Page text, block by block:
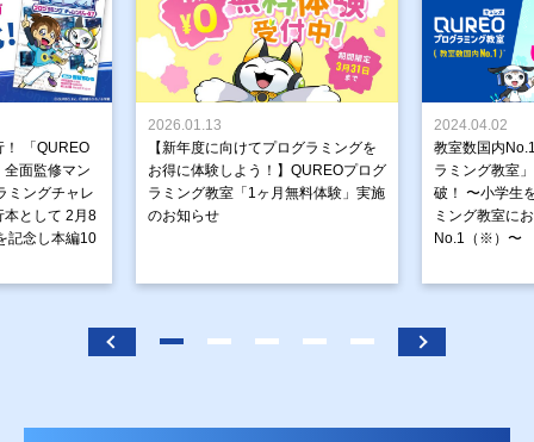
！ 「QUREO
面監修マン
ミングチャレ
本として 2月8
記念し本編10
2026.01.13
【新年度に向けてプログラミングを
お得に体験しよう！】QUREOプログ
ラミング教室「1ヶ月無料体験」実施
のお知らせ
2024.04.02
教室数国内
ラミング教室
破！ 〜小学生
ミング教室に
No.1（※）〜